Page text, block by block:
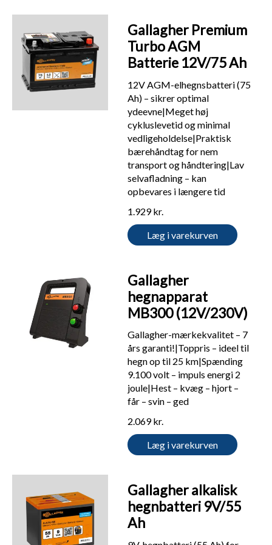
Gallagher Premium
Turbo AGM
Batterie 12V/75 Ah
12V AGM-elhegnsbatteri (75
Ah) – sikrer optimal
ydeevne|Meget høj
cykluslevetid og minimal
vedligeholdelse|Praktisk
bærehåndtag for nem
transport og håndtering|Lav
selvafladning – kan
opbevares i længere tid
1.929 kr.
Læg i varekurven
Gallagher
hegnapparat
MB300 (12V/230V)
Gallagher-mærkekvalitet – 7
års garanti!|Toppris – ideel til
hegn op til 25 km|Spænding
9.100 volt – impuls energi 2
joule|Hest – kvæg – hjort –
får – svin – ged
2.069 kr.
Læg i varekurven
Gallagher alkalisk
hegnbatteri 9V/55
Ah